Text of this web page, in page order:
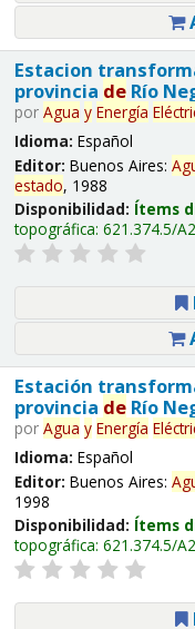
Estacion
provincia deRío
por Agua y Energía
Idioma: Español
Editor: Buenos Aires:
estado, 1988
Disponibilidad: Ítems
topográfica: 621.374.5/
Estación
provincia deRío
por Agua y Energía
Idioma: Español
Editor: Buenos Aires:
1998
Disponibilidad: Ítems
topográfica: 621.374.5/